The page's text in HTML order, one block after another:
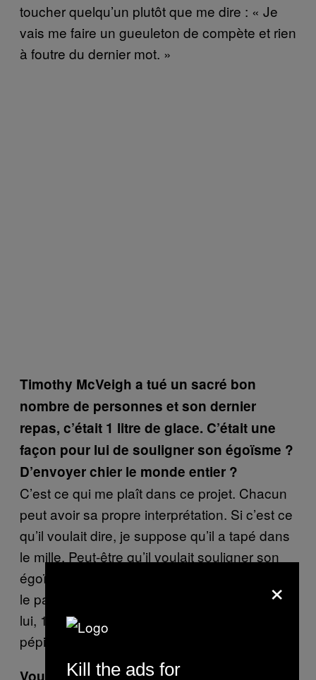
toucher quelqu’un plutôt que me dire : « Je
vais me faire un gueuleton de compète et rien
à foutre du dernier mot. »
Timothy McVeigh a tué un sacré bon
nombre de personnes et son dernier
repas, c’était 1 litre de glace. C’était une
façon pour lui de souligner son égoïsme ?
D’envoyer chier le monde entier ?
C’est ce qui me plaît dans ce projet. Chacun
peut avoir sa propre interprétation. Si c’est ce
qu’il voulait dire, je suppose qu’il a tapé dans
le mille. Peut-être qu’il voulait souligner son
égoïsme. Ou peut-être qu’il voulait dire qu’il a
le palais le moins fin du monde et que, pour
lui, 1 litre de glace à la menthe avec des
pépites de chocolat, c’est le paradis.
Vous avez remarqué que les hommes qui
×
Kill the ads for